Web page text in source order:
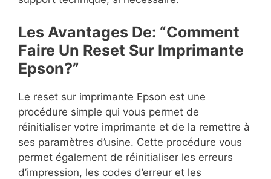
Les Avantages De: “Comment
Faire Un Reset Sur Imprimante
Epson?”
Le reset sur imprimante Epson est une
procédure simple qui vous permet de
réinitialiser votre imprimante et de la remettre à
ses paramètres d’usine. Cette procédure vous
permet également de réinitialiser les erreurs
d’impression, les codes d’erreur et les